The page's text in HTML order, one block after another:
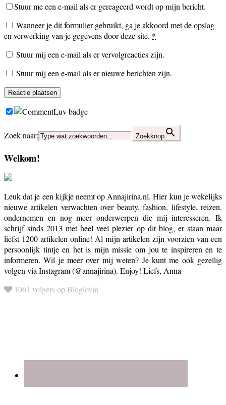
Stuur me een e-mail als er gereageerd wordt op mijn bericht.
Wanneer je dit formulier gebruikt, ga je akkoord met de opslag
en verwerking van je gegevens door deze site. *
Stuur mij een e-mail als er vervolgreacties zijn.
Stuur mij een e-mail als er nieuwe berichten zijn.
Zoek naar: Zoekknop
Welkom!
Leuk dat je een kijkje neemt op Annajirina.nl. Hier kun je wekelijks
nieuwe artikelen verwachten over beauty, fashion, lifestyle, reizen,
ondernemen en nog meer onderwerpen die mij interesseren. Ik
schrijf sinds 2013 met heel veel plezier op dit blog, er staan maar
liefst 1200 artikelen online! Al mijn artikelen zijn voorzien van een
persoonlijk tintje en het is mijn missie om jou te inspireren en te
informeren. Wil je meer over mij weten? Je kunt me ook gezellig
volgen via Instagram (@annajirina). Enjoy! Liefs, Anna
1061 volgers op Bloglovin'